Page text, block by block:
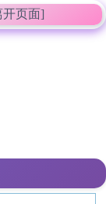
开页面]